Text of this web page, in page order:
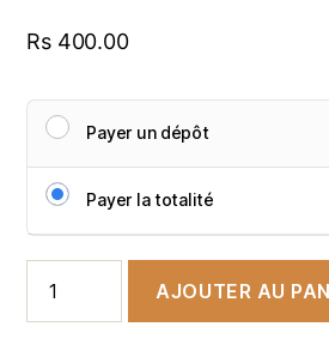
Rs 400.00
Payer un dépôt
Payer la totalité
AJOUTER AU